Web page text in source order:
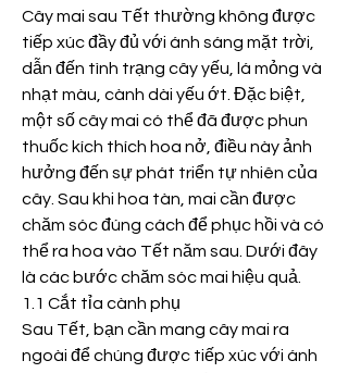
Cây mai sau Tết thường không được
tiếp xúc đầy đủ với ánh sáng mặt trời,
dẫn đến tình trạng cây yếu, lá mỏng và
nhạt màu, cành dài yếu ớt. Đặc biệt,
một số cây mai có thể đã được phun
thuốc kích thích hoa nở, điều này ảnh
hưởng đến sự phát triển tự nhiên của
cây. Sau khi hoa tàn, mai cần được
chăm sóc đúng cách để phục hồi và có
thể ra hoa vào Tết năm sau. Dưới đây
là các bước chăm sóc mai hiệu quả.
1.1 Cắt tỉa cành phụ
Sau Tết, bạn cần mang cây mai ra
ngoài để chúng được tiếp xúc với ánh